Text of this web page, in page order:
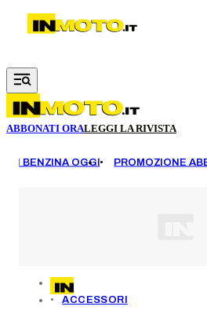
Vai al contenuto principale
ABBONATI ORALEGGI LA RIVISTA
BENZINA OGGI PROMOZIONE
ACCESSORI